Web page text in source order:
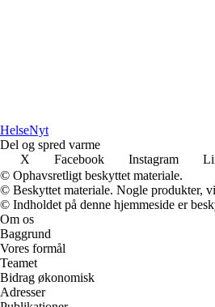
HelseNyt
Del og spred varme
X
Facebook Instagram
© Ophavsretligt beskyttet materiale.
© Beskyttet materiale. Nogle produkter,
© Indholdet på denne hjemmeside er
Om os
Baggrund
Vores formål
Teamet
Bidrag økonomisk
Adresser